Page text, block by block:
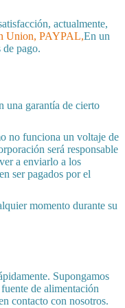
actualmente,
Union, PAYPAL,En un
pago.
una garantía de cierto
no funciona un voltaje de
será responsable
a enviarlo a los
ser pagados por el
momento durante su
Supongamos
de alimentación
contacto con nosotros.